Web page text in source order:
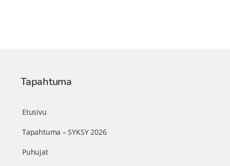
Tapahtuma
Etusivu
Tapahtuma – SYKSY 2026
Puhujat